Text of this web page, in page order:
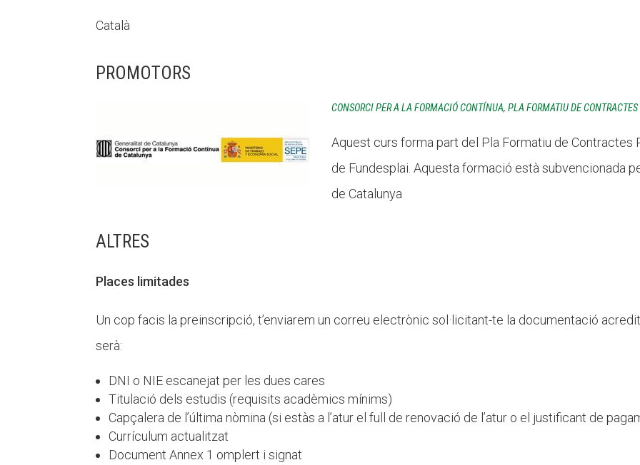
Català
PROMOTORS
CONSORCI PER A LA FORMACIÓ CONTÍNUA, PLA FORMATIU DE
Aquest curs forma part del Pla Formatiu de
de Fundesplai. Aquesta formació està subvencionada
de Catalunya
ALTRES
Places limitades
Un cop facis la preinscripció, t’enviarem un correu electrònic sol·licitant-te la documentació
serà:
DNI o NIE escanejat per les dues cares
Titulació dels estudis (requisits acadèmics mínims)
Capçalera de l’última nòmina (si estàs a l’atur el full de renovació de l’atur o el justificant de
Currículum actualitzat
Document Annex 1 omplert i signat